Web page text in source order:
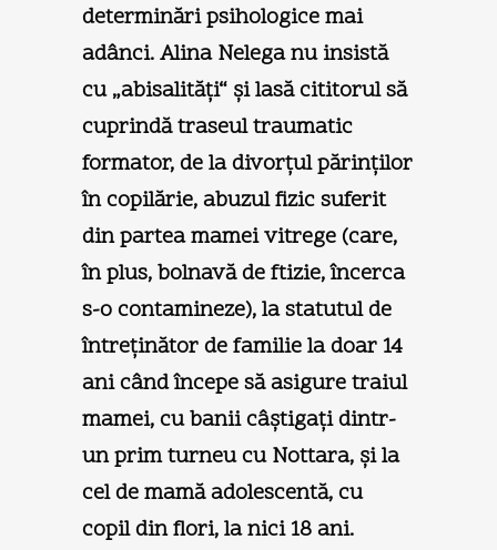
determinări psihologice mai
adânci. Alina Nelega nu insistă
cu „abisalităţi“ şi lasă cititorul să
cuprindă traseul traumatic
formator, de la divorţul părinţilor
în copilărie, abuzul fizic suferit
din partea mamei vitrege (care,
în plus, bolnavă de ftizie, încerca
s-o contamineze), la statutul de
întreţinător de familie la doar 14
ani când începe să asigure traiul
mamei, cu banii câştigaţi dintr-
un prim turneu cu Nottara, şi la
cel de mamă adolescentă, cu
copil din flori, la nici 18 ani.